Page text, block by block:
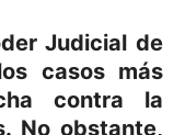
Judicial de
casos más
contra la
No obstante,